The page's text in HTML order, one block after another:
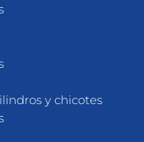
y chicotes